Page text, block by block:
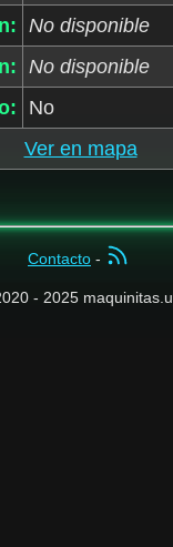
No disponible
No disponible
No
Ver en mapa
Contacto -
- 2025